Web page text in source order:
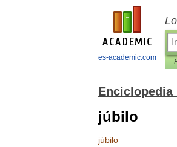
es-academic.com
Enciclopedia
júbilo
júbilo